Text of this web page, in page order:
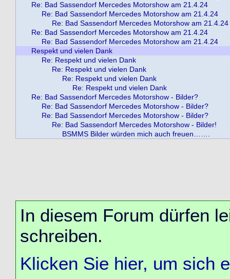
Re: Bad Sassendorf Mercedes Motorshow am 21.4.24
Re: Bad Sassendorf Mercedes Motorshow am 21.4.24
Re: Bad Sassendorf Mercedes Motorshow am 21.4.24
Re: Bad Sassendorf Mercedes Motorshow am 21.4.24
Re: Bad Sassendorf Mercedes Motorshow am 21.4.24
Respekt und vielen Dank
Re: Respekt und vielen Dank
Re: Respekt und vielen Dank
Re: Respekt und vielen Dank
Re: Respekt und vielen Dank
Re: Bad Sassendorf Mercedes Motorshow - Bilder?
Re: Bad Sassendorf Mercedes Motorshow - Bilder?
Re: Bad Sassendorf Mercedes Motorshow - Bilder?
Re: Bad Sassendorf Mercedes Motorshow - Bilder!
BSMMS Bilder würden mich auch freuen…….
In diesem Forum dürfen
schreiben.
Klicken Sie hier, um sich